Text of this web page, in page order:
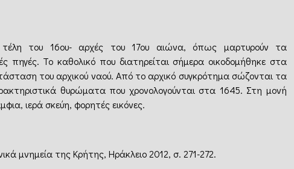
του 16ου- αρχές του 17ου αιώνα, όπως μαρτυρούν τα
πηγές. Το καθολικό που διατηρείται σήμερα οικοδομήθηκε στα
του αρχικού ναού. Από το αρχικό συγκρότημα σώζονται τα
θυρώματα που χρονολογούνται στα 1645. Στη μονή
ιερά σκεύη, φορητές εικόνες.
μνημεία της Κρήτης, Ηράκλειο 2012, σ. 271-272.